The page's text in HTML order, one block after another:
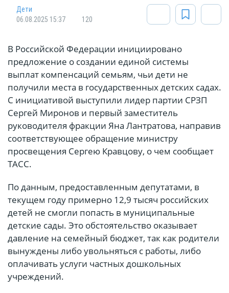
Дети
06.08.2025 15:37
120
В Российской Федерации инициировано
предложение о создании единой системы
выплат компенсаций семьям, чьи дети не
получили места в государственных детских садах.
С инициативой выступили лидер партии СРЗП
Сергей Миронов и первый заместитель
руководителя фракции Яна Лантратова, направив
соответствующее обращение министру
просвещения Сергею Кравцову, о чем сообщает
ТАСС.
По данным, предоставленным депутатами, в
текущем году примерно 12,9 тысяч российских
детей не смогли попасть в муниципальные
детские сады. Это обстоятельство оказывает
давление на семейный бюджет, так как родители
вынуждены либо увольняться с работы, либо
оплачивать услуги частных дошкольных
учреждений.